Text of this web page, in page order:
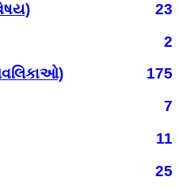
23
2
175
7
11
25